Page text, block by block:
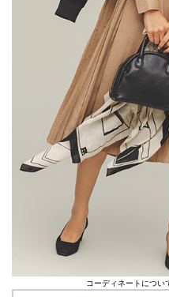
コーディネートについ